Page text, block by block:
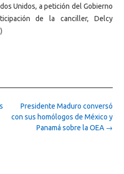
Unidos, a petición del Gobierno
de la canciller, Delcy
Presidente Maduro conversó
con sus homólogos de México y
Panamá sobre la OEA →